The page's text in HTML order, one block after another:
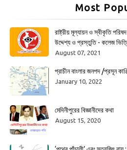
Most
রাষ্ট্রীয় মূল্যায়ন ও স্বীকৃতি
উদ্দেশ্য ও প্রস্তুতি - কলেজ
August 07, 2021
প্রাচীন বাংলার জনপদ /প্রসূন
January 10, 2022
মেদিনীপুরের বিজ্ঞানীদের কথা
August 15, 2020